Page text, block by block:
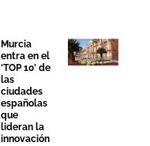
Murcia
entra en el
‘TOP 10’ de
las
ciudades
españolas
que
lideran la
innovación